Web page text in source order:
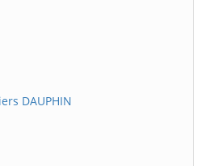
DAUPHIN